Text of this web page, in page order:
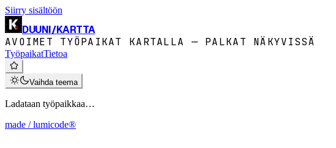
Siirry sisältöön
DUUNI/KARTTA
AVOIMET TYÖPAIKAT KARTALLA — PALKAT NÄKYVISSÄ
TyöpaikatTietoa
Vaihda teema
Ladataan työpaikkaa…
made / lumicode®